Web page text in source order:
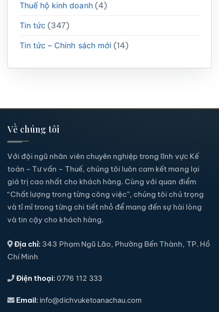
Thuế hộ kinh doanh(4)
Tin tức (347)
Tin tức – Chính sách mới (14)
Về chúng tôi
Với đội ngũ nhân viên chuyên nghiệp trong lĩnh vực Kế
toán – Tư vấn – Thuế, chúng tôi luôn cam kết mang lại
giá trị cao nhất cho khách hàng. Cùng với quan điểm
“Chất lượng trong từng công việc”, chúng tôi chú trọng
và tỉ mỉ trong từng chi tiết nhỏ để mang đến sự hài lòng
và tin cậy cho khách hàng.
Địa chỉ: 343 Phạm Ngũ Lão, Phường Bến Thành, TP. Hồ
Chí Minh
Điện thoại: 0776 112 333
Email: info@dichvuketoanachau.com